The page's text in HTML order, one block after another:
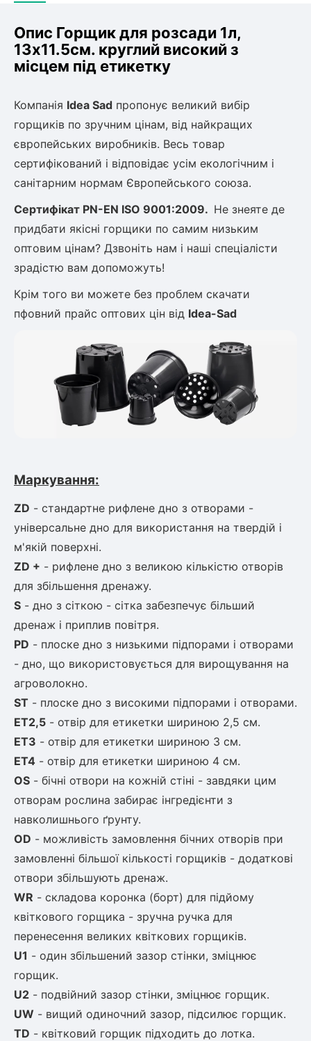
Опис Горщик для розсади 1л,
13х11.5см. круглий високий з
місцем під етикетку
Компанія Idea Sad пропонує великий вибір
горщиків по зручним цінам, від найкращих
європейських виробників. Весь товар
сертифікований і відповідає усім екологічним і
санітарним нормам Європейського союза.
Сертифікат PN-EN ISO 9001:2009. Не знеяте де
придбати якісні горщики по самим низьким
оптовим цінам? Дзвоніть нам і наші спеціалісти
зрадістю вам допоможуть!
Крім того ви можете без проблем скачати
пфовний прайс оптових цін від Idea-Sad
Маркування:
ZD - стандартне рифлене дно з отворами -
універсальне дно для використання на твердій і
м'якій поверхні.
ZD + - рифлене дно з великою кількістю отворів
для збільшення дренажу.
S - дно з сіткою - сітка забезпечує більший
дренаж і приплив повітря.
PD - плоске дно з низькими підпорами і отворами
- дно, що використовується для вирощування на
агроволокно.
ST - плоске дно з високими підпорами і отворами.
ET2,5 - отвір для етикетки шириною 2,5 см.
ET3 - отвір для етикетки шириною 3 см.
ET4 - отвір для етикетки шириною 4 см.
OS - бічні отвори на кожній стіні - завдяки цим
отворам рослина забирає інгредієнти з
навколишнього ґрунту.
OD - можливість замовлення бічних отворів при
замовленні більшої кількості горщиків - додаткові
отвори збільшують дренаж.
WR - складова коронка (борт) для підйому
квіткового горщика - зручна ручка для
перенесення великих квіткових горщиків.
U1 - один збільшений зазор стінки, зміцнює
горщик.
U2 - подвійний зазор стінки, зміцнює горщик.
UW - вищий одиночний зазор, підсилює горщик.
TD - квітковий горщик підходить до лотка.